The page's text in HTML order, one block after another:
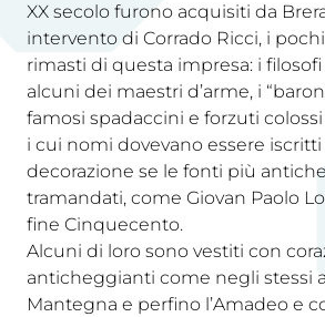
XX secolo furono acquisiti da
intervento di Corrado Ricci, i
rimasti di questa impresa: i
alcuni dei maestri d’arme, i
famosi spadaccini e forzuti
i cui nomi dovevano essere iscritti
decorazione se le fonti più
tramandati, come Giovan Paolo
fine Cinquecento.
Alcuni di loro sono vestiti con
anticheggianti come negli stessi
Mantegna e perfino l’Amadeo e